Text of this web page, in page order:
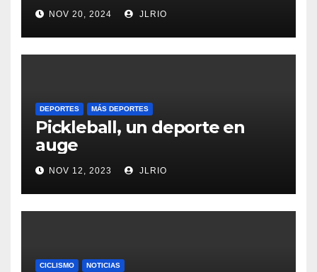
NOV 20, 2024 JLRIO
DEPORTES MÁS DEPORTES
Pickleball, un deporte en
auge
NOV 12, 2023 JLRIO
CICLISMO NOTICIAS